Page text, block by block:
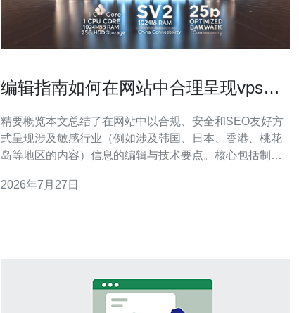
编辑指南如何在网站中合理呈现vps韩
规
精要概览本文总结了在网站中以合规、安全和SEO友好方
式呈现涉及敏感行业（例如涉及韩国、日本、香港、桃花
岛等地区的内容）信息的编辑与技术要点。核心包括制定
务器、规范域名管理、采用CDN与DDoS防御、以及依托
2026年7月27日